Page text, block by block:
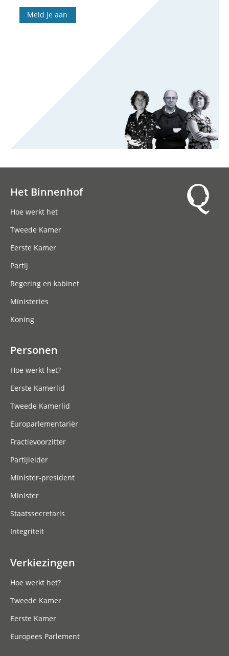
Meld je aan
Het Binnenhof
Hoe werkt het
Tweede Kamer
Eerste Kamer
Partij
Regering en kabinet
Ministeries
Koning
Personen
Hoe werkt het?
Eerste Kamerlid
Tweede Kamerlid
Europarlementariër
Fractievoorzitter
Partijleider
Minister-president
Minister
Staatssecretaris
Integriteit
Verkiezingen
Hoe werkt het?
Tweede Kamer
Eerste Kamer
Europees Parlement